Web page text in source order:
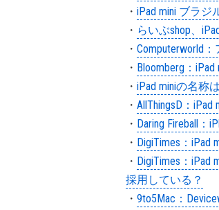
・ iPad mini ブラジ
・ らいぶshop、
・ Computerworld
・ Bloomberg：
・ iPad miniの名称
・ AllThingsD：
・ Daring Fireball：
・ DigiTimes：
・ DigiTimes：iPad
採用している？
・ 9to5Mac：